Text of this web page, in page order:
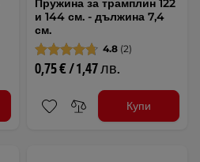
Пружина за трамплин 122
и 144 см. - дължина 7,4
см.
4.8 (2)
0,75 € / 1,47 лв.
Купи